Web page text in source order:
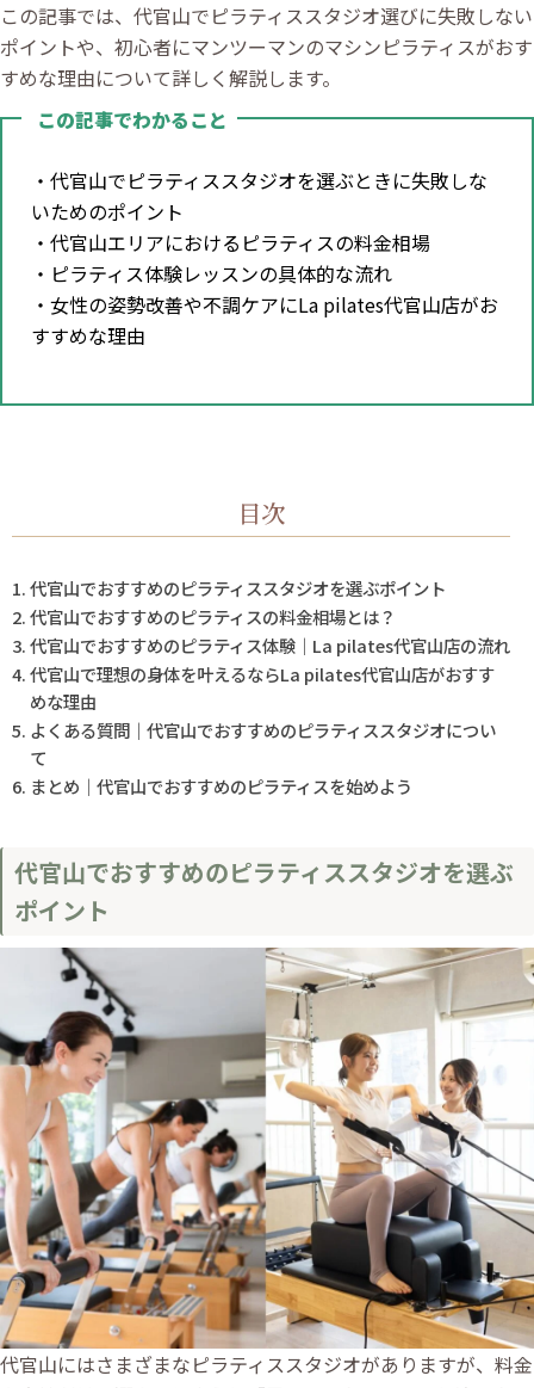
この記事では、代官山でピラティススタジオ選びに失敗しない
ポイントや、初心者にマンツーマンのマシンピラティスがおす
すめな理由について詳しく解説します。
この記事でわかること
・代官山でピラティススタジオを選ぶときに失敗しな
いためのポイント
・代官山エリアにおけるピラティスの料金相場
・ピラティス体験レッスンの具体的な流れ
・女性の姿勢改善や不調ケアにLa pilates代官山店がお
すすめな理由
目次
代官山でおすすめのピラティススタジオを選ぶポイント
代官山でおすすめのピラティスの料金相場とは？
代官山でおすすめのピラティス体験｜La pilates代官山店の流れ
代官山で理想の身体を叶えるならLa pilates代官山店がおすす
めな理由
よくある質問｜代官山でおすすめのピラティススタジオについ
て
まとめ｜代官山でおすすめのピラティスを始めよう
代官山でおすすめのピラティススタジオを選ぶ
ポイント
代官山にはさまざまなピラティススタジオがありますが、料金